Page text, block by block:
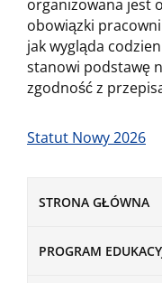
STRONA GŁÓWNA
PROGRAM
organizowana jest
obowiązki
jak wygląda
stanowi podstawę
zgodność z
Statut Nowy 2026